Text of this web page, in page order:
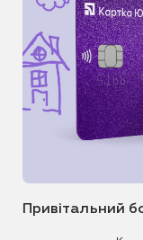
Привітальний